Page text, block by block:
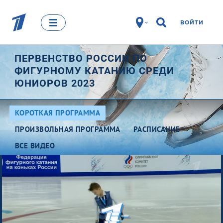
ВОЙТИ
ПЕРВЕНСТВО РОССИИ ПО
ФИГУРНОМУ КАТАНИЮ СРЕДИ
ЮНИОРОВ 2023
КОРОТКАЯ ПРОГРАММА
ПРОИЗВОЛЬНАЯ ПРОГРАММА
РАСПИСАНИЕ
ВСЕ ВИДЕО